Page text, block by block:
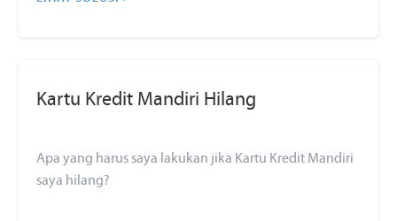
Kartu Kredit Mandiri Hilang
Apa yang harus saya lakukan jika Kartu Kredit Mandiri
saya hilang?